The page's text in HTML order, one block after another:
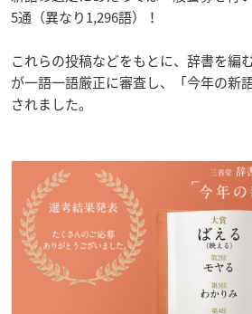
5通（異なり1,296語）！
これらの投稿などをもとに、辞書を編
が一語一語厳正に審査し、「今年の新
されました。